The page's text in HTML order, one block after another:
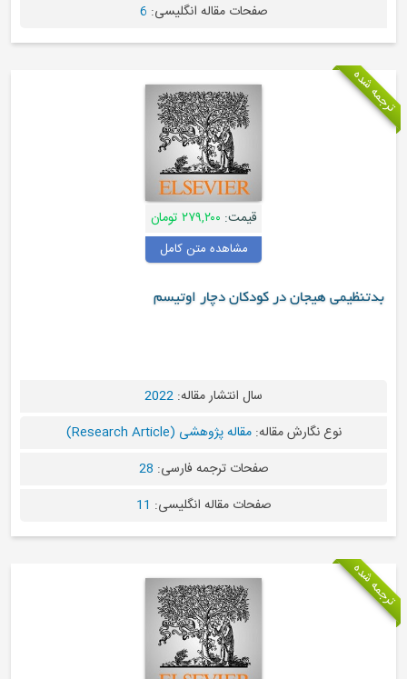
صفحات مقاله انگلیسی: 6
ترجمه شده
قیمت: ۲۷۹,۲۰۰ تومان
مشاهده متن کامل
بدتنظیمی هیجان در کودکان دچار اوتیسم
سال انتشار مقاله: 2022
نوع نگارش مقاله:مقاله پژوهشی (Research Article)
صفحات ترجمه فارسی: 28
صفحات مقاله انگلیسی: 11
ترجمه شده